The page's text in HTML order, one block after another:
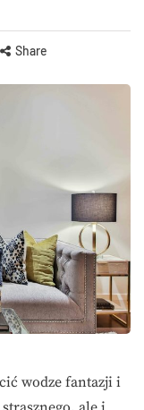
Share
wodze fantazji i